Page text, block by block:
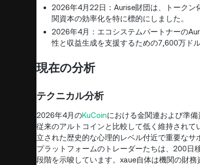
2026年4月22日：Aurise財団は、トークン
関資本の効率化を特に標的にしました。
2026年4月：エコシステムパートナーの
性と収益生成を支援するための7,600万ド
現在の分析
テクニカル分析
2026年4月のKuCoinにおける金関連および準
従来のアルトコインと比較して低く維持され
立された歴史的な心理的レベル付近で重要なサ
プラットフォームのトレーダーたちは、200日
段階を示唆しています。xaue自体は機関の財